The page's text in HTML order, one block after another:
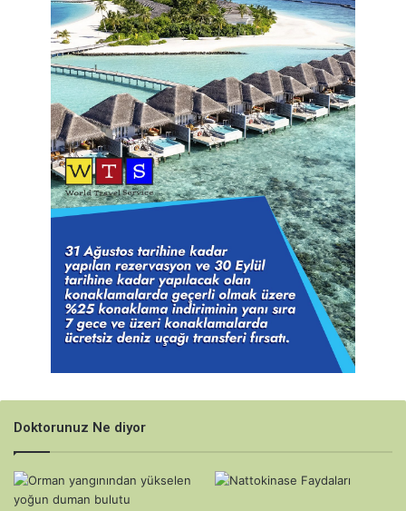
Doktorunuz Ne diyor